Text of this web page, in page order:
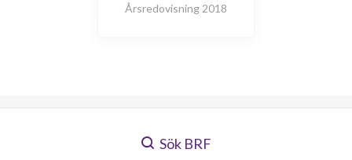
Årsredovisning 2018
Sök BRF